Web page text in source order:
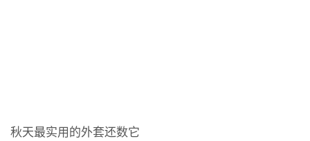
秋天最实用的外套还数它